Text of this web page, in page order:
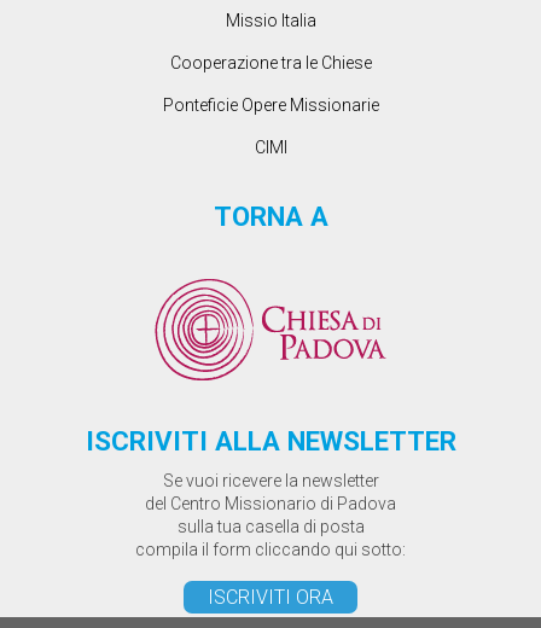
Missio Italia
Cooperazione tra le Chiese
Ponteficie Opere Missionarie
CIMI
TORNA A
ISCRIVITI ALLA NEWSLETTER
Se vuoi ricevere la newsletter
del Centro Missionario di Padova
sulla tua casella di posta
compila il form cliccando qui sotto:
ISCRIVITI ORA